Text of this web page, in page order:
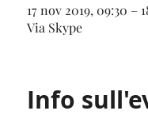
17 nov 2019, 09:30 –
Via Skype
Info